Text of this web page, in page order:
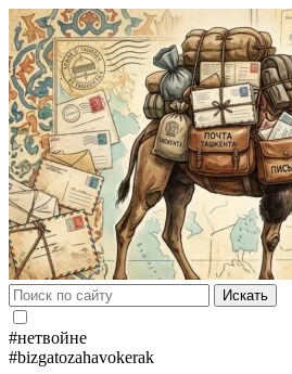
Искать
#нетвойне
#bizgatozahavokerak